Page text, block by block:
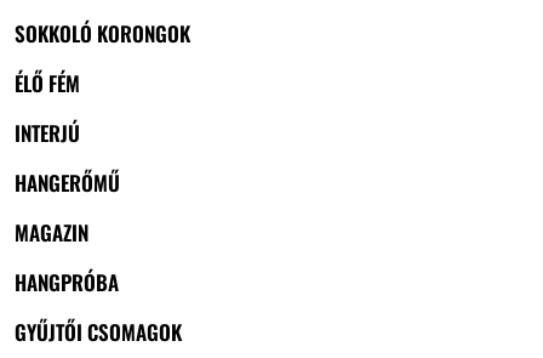
SOKKOLÓ KORONGOK
ÉLŐ FÉM
INTERJÚ
HANGERŐMŰ
MAGAZIN
HANGPRÓBA
GYŰJTŐI CSOMAGOK